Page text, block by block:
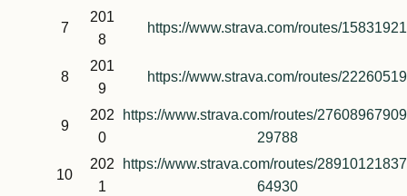
7
201
8
https://www.strava.com/routes/15831921
8
201
9
https://www.strava.com/routes/22260519
9
202
0
https://www.strava.com/routes/
29788
10
202
1
https://www.strava.com/routes/
64930